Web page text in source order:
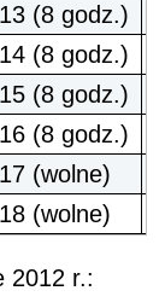
13 (8 godz.)
14 (8 godz.)
15 (8 godz.)
16 (8 godz.)
17 (wolne)
18 (wolne)
2012 r.: